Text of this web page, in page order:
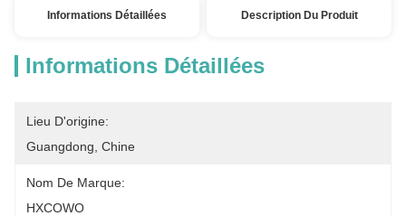
Informations Détaillées Description Du Produit
Informations Détaillées
Lieu D'origine:
Guangdong, Chine
Nom De Marque:
HXCOWO